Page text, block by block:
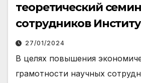
теоретический
сотрудников
27/01/2024
В целях повышения
грамотности научных